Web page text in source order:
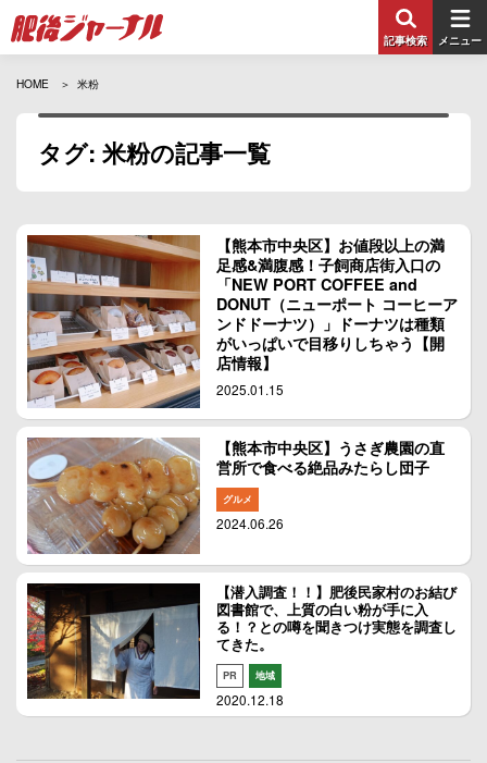
記事検索 メニュー
HOME 米粉
タグ: 米粉の記事一覧
【熊本市中央区】お値段以上の満
足感&満腹感！子飼商店街入口の
「NEW PORT COFFEE and
DONUT（ニューポート コーヒーア
ンドドーナツ）」ドーナツは種類
がいっぱいで目移りしちゃう【開
店情報】
2025.01.15
【熊本市中央区】うさぎ農園の直
営所で食べる絶品みたらし団子
グルメ
2024.06.26
【潜入調査！！】肥後民家村のお結び
図書館で、上質の白い粉が手に入
る！？との噂を聞きつけ実態を調査し
てきた。
PR 地域
2020.12.18